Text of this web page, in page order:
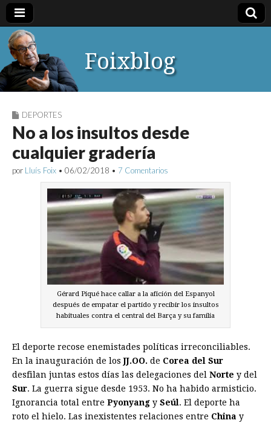
Foixblog
DEPORTES
No a los insultos desde
cualquier gradería
por Lluís Foix • 06/02/2018 • 7 Comentarios
Gérard Piqué hace callar a la afición del Espanyol
después de empatar el partido y recibir los insultos
habituales contra el central del Barça y su familia
El deporte recose enemistades políticas irreconciliables.
En la inauguración de losJJ.OO. de Corea del Sur
desfilan juntas estos días las delegaciones del Norte y del
Sur. La guerra sigue desde 1953. No ha habido armisticio.
Ignorancia total entre Pyonyang y Seúl. El deporte ha
roto el hielo. Las inexistentes relaciones entre China y